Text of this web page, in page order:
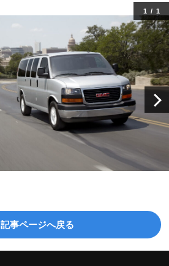
1 / 1
記事ページへ戻る